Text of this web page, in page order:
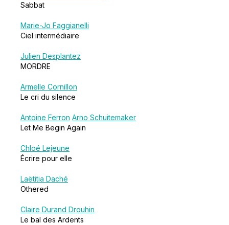
Sabbat
Marie-Jo Faggianelli
Ciel intermédiaire
Julien Desplantez
MORDRE
Armelle Cornillon
Le cri du silence
Antoine Ferron Arno Schuitemaker
Let Me Begin Again
Chloé Lejeune
Écrire pour elle
Laëtitia Daché
Othered
Claire Durand Drouhin
Le bal des Ardents